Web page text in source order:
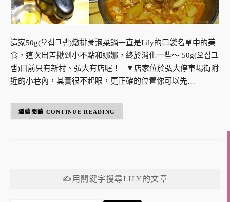
這家50g(오십그램)燉排骨泡菜鍋一直是Lily的口袋名單中的美
食，這次出差揪到小不點和娜娜，終於消化一些～ 50g(오십그
램)目前只有新村、弘大有店喔！ ▼店家位於弘大停車場街附
近的小巷內，其實很不起眼，更正確的位置你可以先…
CONTINUE READING
✍用關鍵字搜尋LILY的文章